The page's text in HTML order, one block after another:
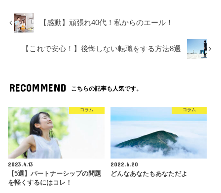
【感動】頑張れ40代！私からのエール！
【これで安心！】後悔しない転職をする方法8選
RECOMMEND こちらの記事も人気です。
コラム
2023.4.13
【5選】パートナーシップの問題
を軽くするにはコレ！
コラム
2022.6.20
どんなあなたもあなただよ